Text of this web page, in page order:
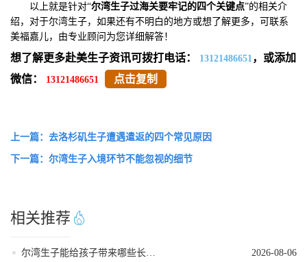
以上就是针对“尔湾生子过海关要牢记的四个关键点”的相关介
绍，对于尔湾生子，如果还有不明白的地方或想了解更多，可联系
美福嘉儿，由专业顾问为您详细解答！
想了解更多赴美生子资讯可拨打电话： 13121486651 ，或添加
微信：
13121486651 点击复制
上一篇：去洛杉矶生子遭遇遣返的四个常见原因
下一篇：尔湾生子入境环节不能忽视的细节
相关推荐
2026-08-06